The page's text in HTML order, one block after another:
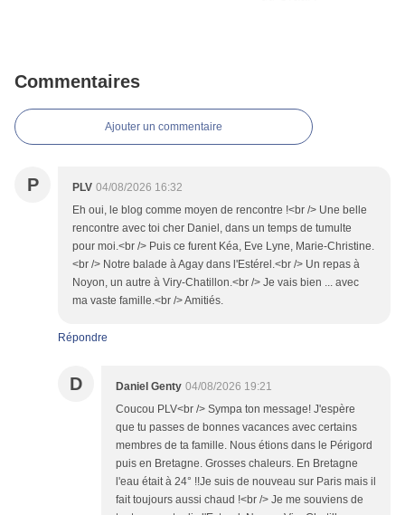
Commentaires
Ajouter un commentaire
P PLV 04/08/2026 16:32
Eh oui, le blog comme moyen de rencontre !<br /> Une belle
rencontre avec toi cher Daniel, dans un temps de tumulte
pour moi.<br /> Puis ce furent Kéa, Eve Lyne, Marie-Christine.
<br /> Notre balade à Agay dans l'Estérel.<br /> Un repas à
Noyon, un autre à Viry-Chatillon.<br /> Je vais bien ... avec
ma vaste famille.<br /> Amitiés.
Répondre
D Daniel Genty 04/08/2026 19:21
Coucou PLV<br /> Sympa ton message! J'espère
que tu passes de bonnes vacances avec certains
membres de ta famille. Nous étions dans le Périgord
puis en Bretagne. Grosses chaleurs. En Bretagne
l'eau était à 24° !!Je suis de nouveau sur Paris mais il
fait toujours aussi chaud !<br /> Je me souviens de